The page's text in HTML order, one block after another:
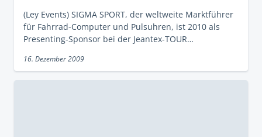
(Ley Events) SIGMA SPORT, der weltweite Marktführer
für Fahrrad-Computer und Pulsuhren, ist 2010 als
Presenting-Sponsor bei der Jeantex-TOUR…
16. Dezember 2009